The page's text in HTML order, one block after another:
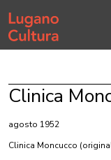
Home page
Clinica
agosto 1952
Clinica Moncucco